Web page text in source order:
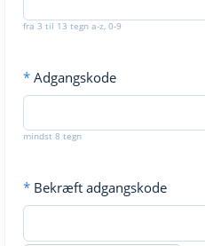
fra 3 til 13 tegn a-z, 0-9
* Adgangskode
mindst 8 tegn
* Bekræft adgangskode